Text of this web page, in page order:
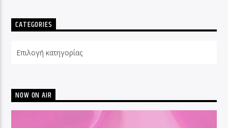
CATEGORIES
NOW ON AIR